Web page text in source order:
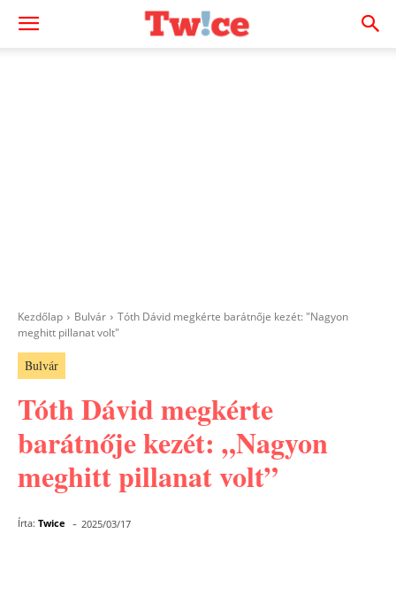
Kezdőlap Bulvár
Tóth Dávid megkérte barátnője kezét: "Nagyon
meghitt pillanat volt"
Bulvár
Tóth Dávid megkérte
barátnője kezét: „Nagyon
meghitt pillanat volt”
Írta: Twice - 2025/03/17